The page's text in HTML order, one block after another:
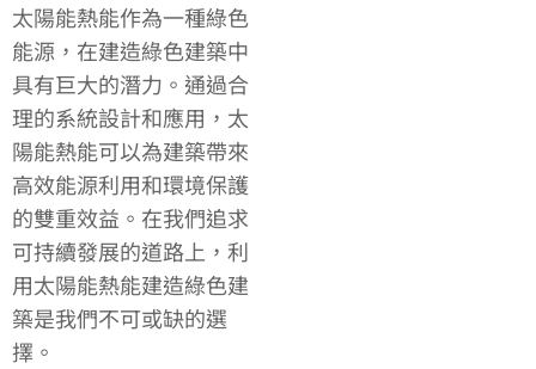
太陽能熱能作為一種綠色
能源，在建造綠色建築中
具有巨大的潛力。通過合
理的系統設計和應用，太
陽能熱能可以為建築帶來
高效能源利用和環境保護
的雙重效益。在我們追求
可持續發展的道路上，利
用太陽能熱能建造綠色建
築是我們不可或缺的選
擇。